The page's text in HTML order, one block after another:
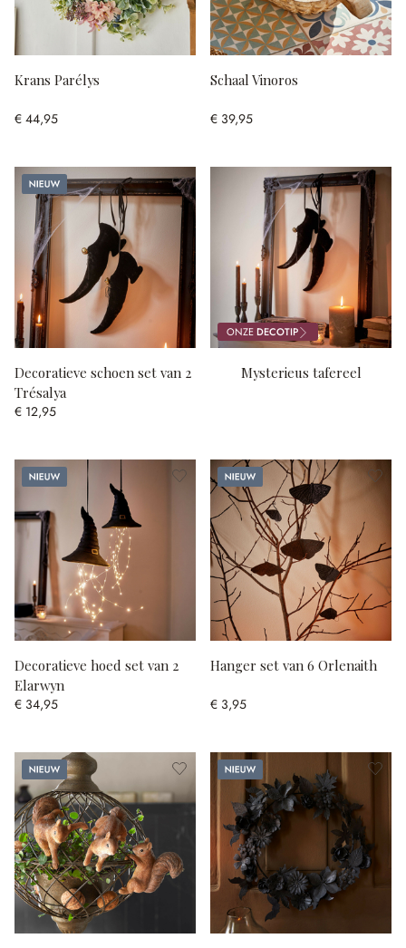
Krans Parélys
€ 44,95
Schaal Vinoros
€ 39,95
Nieuw
Decoratieve schoen set van 2
Trésalya
€ 12,95
ONZEDECOTIP
Mysterieus tafereel
Nieuw
Decoratieve hoed set van 2
Elarwyn
€ 34,95
Nieuw
Hanger set van 6 Orlenaith
€ 3,95
Nieuw Nieuw